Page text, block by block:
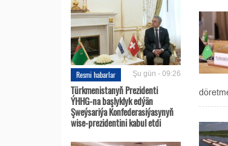
Resmi habarlar Şu gün - 09:26
Türkmenistanyň Prezidenti
ÝHHG-na başlyklyk edýän
Şweýsariýa Konfederasiýasynyň
wise-prezidentini kabul etdi